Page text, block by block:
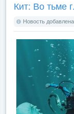
Кит: Во тьме
Новость